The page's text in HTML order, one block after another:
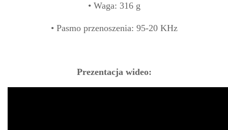
• Waga: 316 g
• Pasmo przenoszenia: 95-20 KHz
Prezentacja wideo: